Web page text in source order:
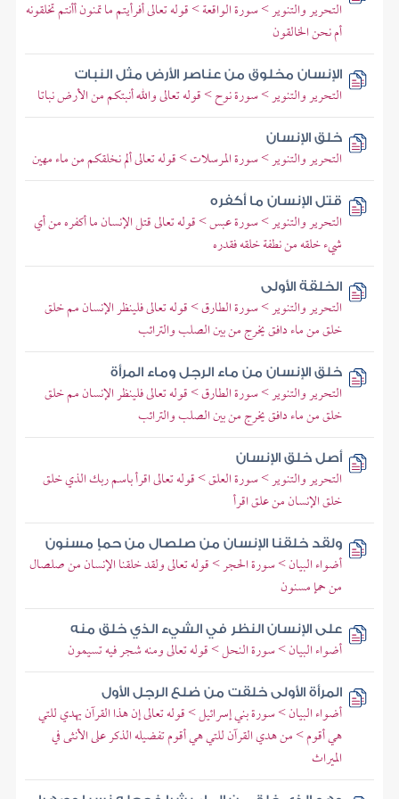
التحرير والتنوير > سورة الواقعة > قوله تعالى أفرأيتم ما تمنون أأنتم تخلقونه
أم نحن الخالقون
الإنسان مخلوق من عناصر الأرض مثل النبات
التحرير والتنوير > سورة نوح > قوله تعالى والله أنبتكم من الأرض نباتا
خلق الإنسان
التحرير والتنوير > سورة المرسلات > قوله تعالى ألم نخلقكم من ماء مهين
قتل الإنسان ما أكفره
التحرير والتنوير > سورة عبس > قوله تعالى قتل الإنسان ما أكفره من أي
شيء خلقه من نطفة خلقه فقدره
الخلقة الأولى
التحرير والتنوير > سورة الطارق > قوله تعالى فلينظر الإنسان مم خلق
خلق من ماء دافق يخرج من بين الصلب والترائب
خلق الإنسان من ماء الرجل وماء المرأة
التحرير والتنوير > سورة الطارق > قوله تعالى فلينظر الإنسان مم خلق
خلق من ماء دافق يخرج من بين الصلب والترائب
أصل خلق الإنسان
التحرير والتنوير > سورة العلق > قوله تعالى اقرأ باسم ربك الذي خلق
خلق الإنسان من علق اقرأ
ولقد خلقنا الإنسان من صلصال من حمإ مسنون
أضواء البيان > سورة الحجر > قوله تعالى ولقد خلقنا الإنسان من صلصال
من حمإ مسنون
على الإنسان النظر في الشيء الذي خلق منه
أضواء البيان > سورة النحل > قوله تعالى ومنه شجر فيه تسيمون
المرأة الأولى خلقت من ضلع الرجل الأول
أضواء البيان > سورة بني إسرائيل > قوله تعالى إن هذا القرآن يهدي للتي
هي أقوم > من هدي القرآن للتي هي أقوم تفضيله الذكر على الأنثى في
الميراث